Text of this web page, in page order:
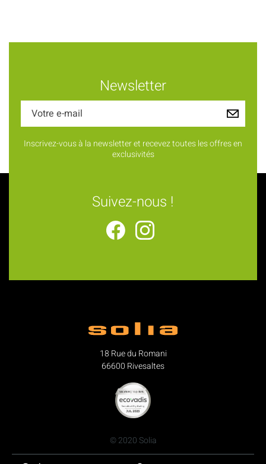
Newsletter
Inscrivez-vous à la newsletter et recevez toutes les offres en
exclusivités
Suivez-nous !
18 Rue du Romani
66600 Rivesaltes
© 2020 Solia